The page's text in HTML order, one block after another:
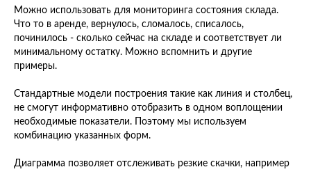
Можно использовать для мониторинга состояния склада.
Что то в аренде, вернулось, сломалось, списалось,
починилось - сколько сейчас на складе и соответствует ли
минимальному остатку. Можно вспомнить и другие
примеры.
Стандартные модели построения такие как линия и столбец,
не смогут информативно отобразить в одном воплощении
необходимые показатели. Поэтому мы используем
комбинацию указанных форм.
Диаграмма позволяет отслеживать резкие скачки, например